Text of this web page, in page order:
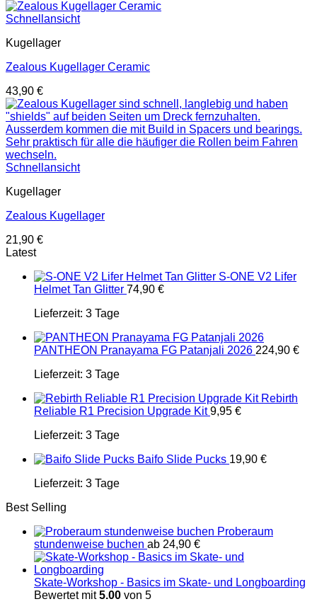
Schnellansicht
Kugellager
Zealous Kugellager Ceramic
43,90 €
Schnellansicht
Kugellager
Zealous Kugellager
21,90 €
Latest
S-ONE V2 Lifer
Helmet Tan Glitter 74,90 €
Lieferzeit: 3 Tage
PANTHEON Pranayama FG Patanjali 2026 224,90 €
Lieferzeit: 3 Tage
Rebirth
Reliable R1 Precision Upgrade Kit 9,95 €
Lieferzeit: 3 Tage
Baifo Slide Pucks 19,90 €
Lieferzeit: 3 Tage
Best Selling
Proberaum
stundenweise buchen ab 24,90 €
Skate-Workshop - Basics im Skate- und Longboarding
Bewertet mit5.00 von 5